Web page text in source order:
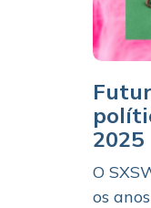
2025
O
os